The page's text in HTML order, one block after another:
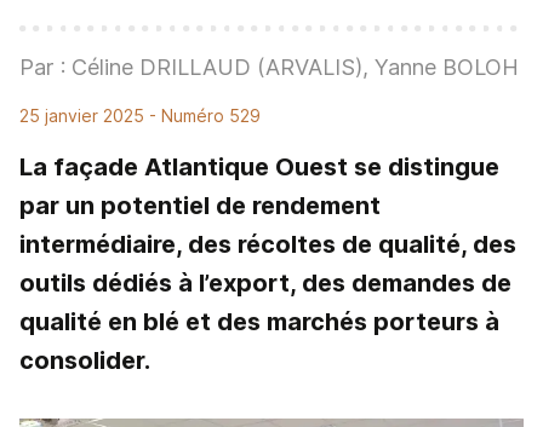
Par : Céline DRILLAUD (ARVALIS), Yanne BOLOH
25 janvier 2025 - Numéro 529
La façade Atlantique Ouest se distingue
par un potentiel de rendement
intermédiaire, des récoltes de qualité, des
outils dédiés à l’export, des demandes de
qualité en blé et des marchés porteurs à
consolider.